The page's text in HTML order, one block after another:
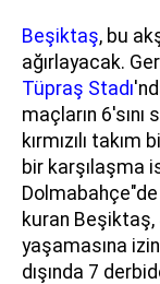
Beşiktaş, bu
ağırlayacak.
Tüpraş Stadı
maçların 6'sını
kırmızılı
bir karşılaşma
kuran
yaşamasına
dışında 7